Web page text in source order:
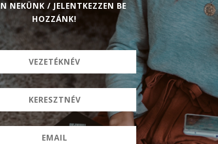
NEKÜNK / JELENTKEZZEN BE
HOZZÁNK!